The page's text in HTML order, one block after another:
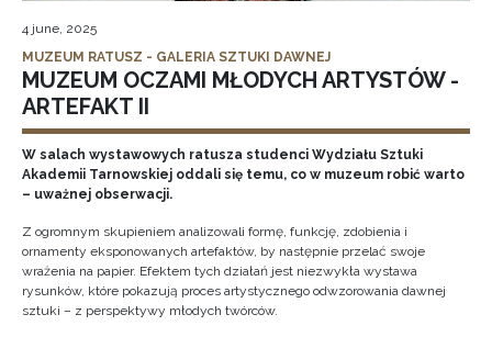
4 june, 2025
MUZEUM RATUSZ - GALERIA SZTUKI DAWNEJ
MUZEUM OCZAMI MŁODYCH ARTYSTÓW -
ARTEFAKT II
W salach wystawowych ratusza studenci Wydziału Sztuki
Akademii Tarnowskiej oddali się temu, co w muzeum robić warto
– uważnej obserwacji.
Z ogromnym skupieniem analizowali formę, funkcję, zdobienia i
ornamenty eksponowanych artefaktów, by następnie przelać swoje
wrażenia na papier. Efektem tych działań jest niezwykła wystawa
rysunków, które pokazują proces artystycznego odwzorowania dawnej
sztuki – z perspektywy młodych twórców.